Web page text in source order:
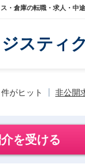
・倉庫の転職・求人・中
スティ
件がヒット 非公開
を受ける